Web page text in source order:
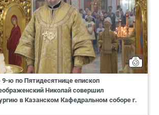
ю по Пятидесятнице епископ
Николай совершил
в Казанском Кафедральном соборе г.